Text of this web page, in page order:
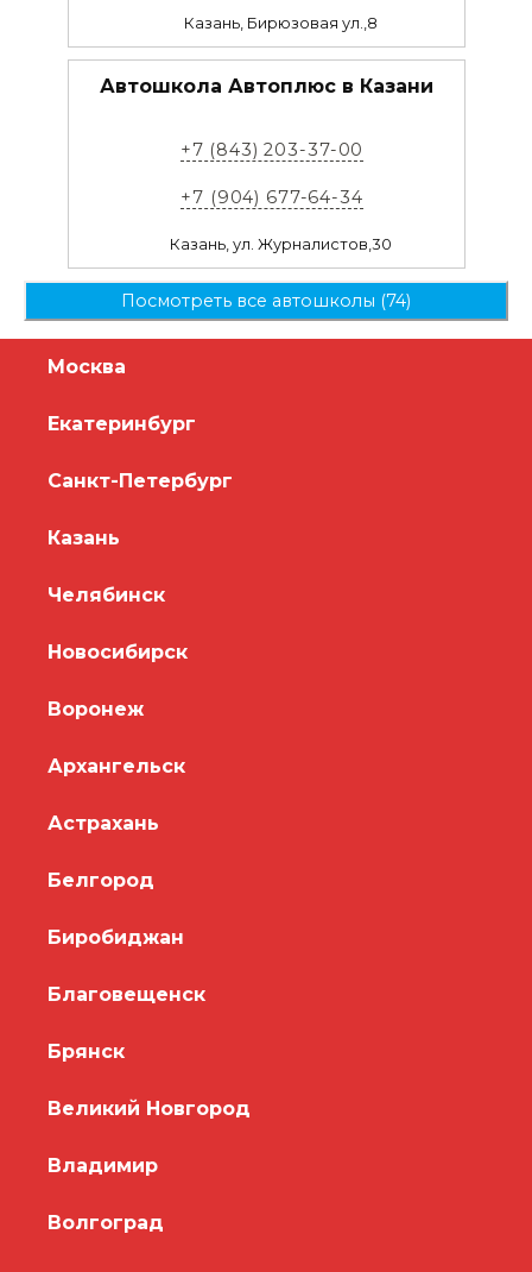
Казань, Бирюзовая ул.,8
Автошкола Автоплюс в Казани
+7 (843) 203-37-00
+7 (904) 677-64-34
Казань, ул. Журналистов,30
Посмотреть все автошколы (74)
Москва
Екатеринбург
Санкт-Петербург
Казань
Челябинск
Новосибирск
Воронеж
Архангельск
Астрахань
Белгород
Биробиджан
Благовещенск
Брянск
Великий Новгород
Владимир
Волгоград